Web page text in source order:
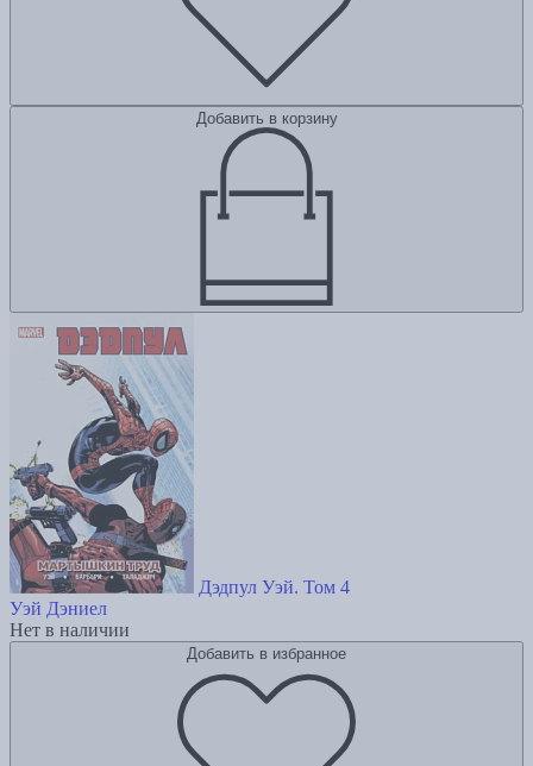
Добавить в корзину
Дэдпул Уэй. Том 4
Уэй Дэниел
Нет в наличии
Добавить в избранное